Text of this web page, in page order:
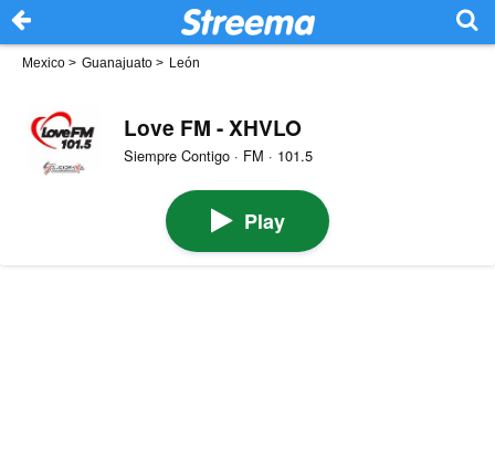
Mexico > Guanajuato > León
Love FM - XHVLO
Siempre Contigo · FM · 101.5
Play